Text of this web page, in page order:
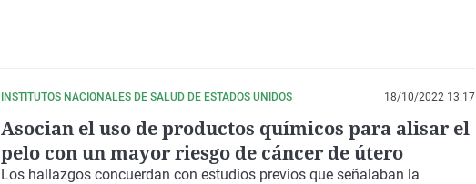
INSTITUTOS NACIONALES DE SALUD DE ESTADOS UNIDOS 18/10/2022 13:17
Asocian el uso de productos químicos para alisar el
pelo con un mayor riesgo de cáncer de útero
Los hallazgos concuerdan con estudios previos que señalaban la